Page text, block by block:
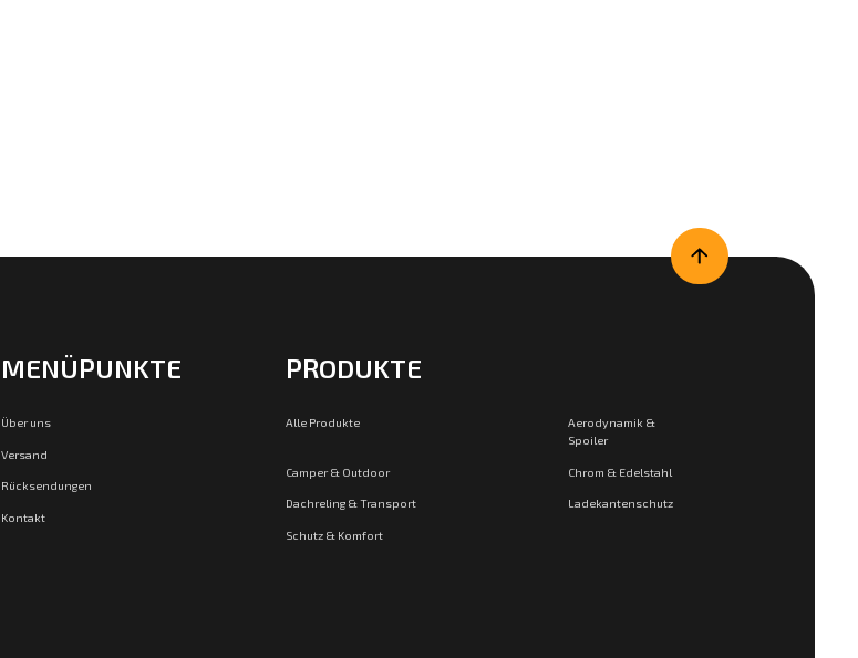
MENÜPUNKTE
Über uns
Versand
Rücksendungen
Kontakt
PRODUKTE
Alle Produkte
Aerodynamik &
Spoiler
Camper & Outdoor Chrom & Edelstahl
Dachreling & Transport Ladekantenschutz
Schutz & Komfort